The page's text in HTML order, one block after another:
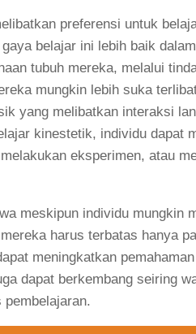
preferensi untuk
belajar ini lebih baik
tubuh mereka, melalui
mungkin lebih suka
yang melibatkan interaksi
kinestetik, individu dapat
eksperimen, atau
meskipun individu mungkin
harus terbatas hanya
meningkatkan
dapat berkembang seiring
pembelajaran.